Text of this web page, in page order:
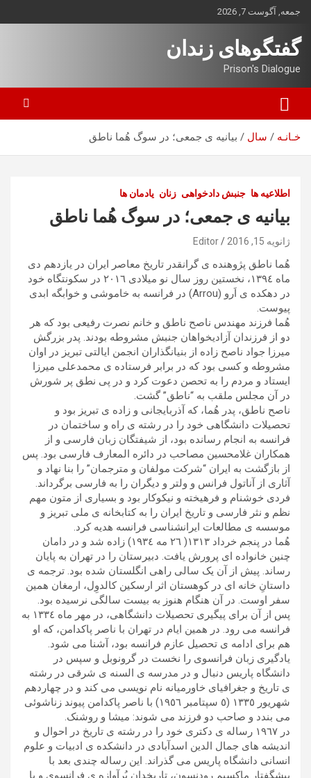
بروید
جمعه, آگوست 7, 2026
گفتگوهای زندان
Prison's Dialogue
خـانـه سال بیانیه ی جمعی؛ در سوگ هُما ناطق
اطلاعیه ها جنبش دادخواهی زنان یادمان ها
بیانیه ی جمعی؛ در سوگ هُما ناطق
ژانویه 15, 2016 Editor
هُما ناطق پژوهنده ی گرانقدر تاریخ معاصر ایران در یازدهم دی
ماه ١٣٩٤، نخستین روز سال نو میلادی ٢۰١٦ در سکونتگاه خود
در دهکده ی اَرو (Arrou) در فرانسه به خاموشی و خوابگه ابدی
پیوست.
هُما فرزند مهندس ناصح ناطق و خانم نصرت رفیعی بود که هر
دو از فرزندان آزادیخواهان جنبش مشروطه بودند. پدر بزرگش
میرزا جواد ناصح زاده از بنیانگذاران انجمن ایالتی تبریز در اوان
مشروطه و کسی بود که در برابر فرستاده ی محمدعلی میرزا
ایستاد و مردم را به تحصن دعوت کرد و در پی نطق پر شورش
در آن مجلس ملقب به “ناطق” گشت.
ناصح ناطق، پدر هُما، که آذربایجانی و زاده ی تبریز بود و
تحصیلات دانشگاهی خود را در رشته ی راه و ساختمان در
فرانسه به انجام رسانده بود، از شیفتگان زبان فارسی و از
همکاران غلامحسین مصاحب در دائره المعارف فارسی بود. پس
از بازگشت به ایران “شرکت مولفان و مترجمان” را بنا نهاد و
آثاری از آناتول فرانس و ولتر و دیگران را به فارسی برگرداند.
فردی خوشنام و فرهیخته و نیکوکار بود و بسیاری از متون مهم
نظم و نثر فارسی و تاریخ ایران را به کتابخانه ی ملی تبریز و
موسسه ی مطالعات ایرانشناسی فرانسه هدیه کرد.
هُما در پنجم خرداد ١٣١٣( ٢٦ مه ١٩٣٤) زاده شد و در دامان
چنین خانواده ای پرورش یافت. دبیرستان را در تهران به پایان
رساند. پیش از آن یک سالی راهی انگلستان شده بود. ترجمه ی
داستانِ خانه ای در کوهستان اثر ارسکین کالدوِل، ارمغان همین
سفر اوست. در آن هنگام هنوز به بیست سالگی نرسیده بود.
پس از آن برای پیگیری تحصیلات دانشگاهی، در مهر ماه ١٣٣٤ به
فرانسه می رود. در همین ایام در تهران با ناصر پاکدامن، که او
هم برای ادامه ی تحصیل عازم فرانسه بود، آشنا می شود.
یادگیری زبان فرانسوی را نخست در گرونوبل و سپس در
دانشگاه پاریس دنبال و در مدرسه ی السنه ی شرقی در رشته
ی تاریخ و جغرافیای خاورمیانه نام نویسی می کند و در چهاردهم
شهریور ١٣٣٥ (٥ سپتامبر ١٩٥٦) با ناصر پاکدامن پیوند زناشوئی
می بندد و صاحب دو فرزند می شوند: میشا و روشنک.
در ١٩٦٧ رساله ی دکتری خود را در رشته ی تاریخ در احوال و
اندیشه های جمال الدین اسدآبادی در دانشکده ی ادبیات و علوم
انسانی دانشگاه پاریس می گذراند. این رساله چندی بعد با
پیشگفتار ماکسیم رودنسون، تاریخدان پُرآوازه ی فرانسوی و با